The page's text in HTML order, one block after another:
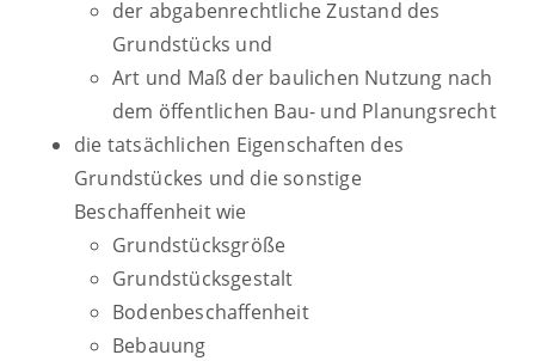
der abgabenrechtliche Zustand des
Grundstücks und
Art und Maß der baulichen Nutzung nach
dem öffentlichen Bau- und Planungsrecht
die tatsächlichen Eigenschaften des
Grundstückes und die sonstige
Beschaffenheitwie
Grundstücksgröße
Grundstücksgestalt
Bodenbeschaffenheit
Bebauung